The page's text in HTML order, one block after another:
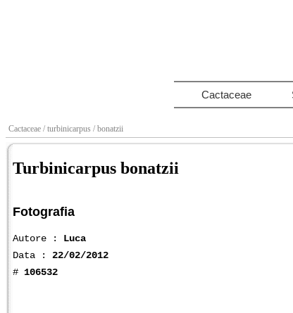
Cactaceae
Cactaceae / turbinicarpus / bonatzii
Turbinicarpus bonatzii
Fotografia
Autore : Luca
Data : 22/02/2012
# 106532